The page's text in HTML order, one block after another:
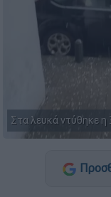
Στα λευκά ντύθηκε η